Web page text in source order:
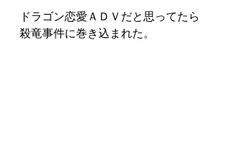
ドラゴン恋愛ＡＤＶだと思ってたら
殺竜事件に巻き込まれた。